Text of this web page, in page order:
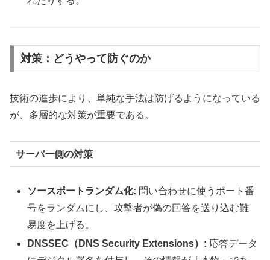
対策：どうやって防ぐのか
技術の進歩により、単純な手法は防げるようになっている
が、多層的な対策が重要である。
サーバー側の対策
ソースポートランダム化: 問い合わせに使うポート番
号をランダムにし、攻撃者が偽の回答を送り込む難
易度を上げる。
DNSSEC（DNS Security Extensions）: 応答データ